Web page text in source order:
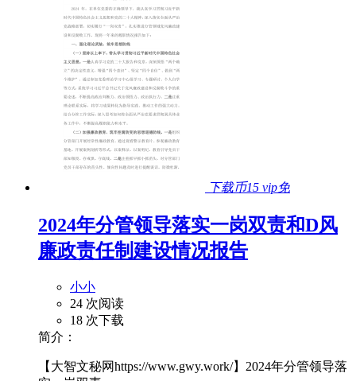
下载币15 vip免
2024年分管领导落实一岗双责和D风
廉政责任制建设情况报告
小小
24 次阅读
18 次下载
简介：
【大智文秘网https://www.gwy.work/】2024年分管领导落